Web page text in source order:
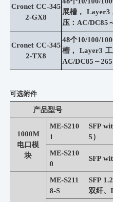
Cronet CC-345
2-GX8
展槽， Layer3
压：AC/DC85
Cronet CC-345
2-TX8
48个10/100/
槽， Layer3 工
AC/DC85～
可选附件
产品型号
1000M
电口模
块
ME-S210
1
SFP
5）
ME-S210
0
SFP
ME-S211
8-S
SFP
双纤、